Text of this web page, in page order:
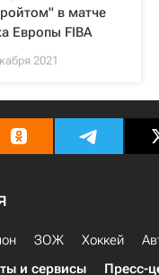
в матче
Европы FIBA
2021
ЗОЖ Хоккей
и сервисы Пресс-